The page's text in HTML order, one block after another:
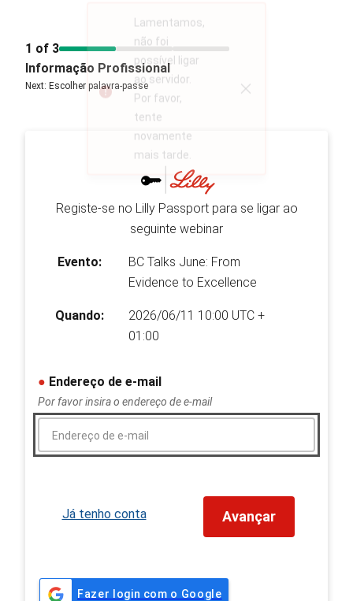
Error
Lamentamos,
não foi
possível ligar
ao servidor.
Por favor,
tente
novamente
mais tarde.
Step
1 of 3
Informação Profissional
Next: Escolher palavra-passe
Registe-se no Lilly Passport para se ligar ao
seguinte webinar
Evento:
BC Talks June: From
Evidence to Excellence
Quando:
2026/06/11 10:00 UTC +
01:00
Endereço de e-mail
Por favor insira o endereço de e-mail
Já tenho conta Avançar
Fazer login com o Google